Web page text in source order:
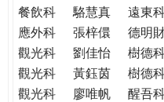
餐飲科
駱慧真 遠東
應外科
張梓儇 德明
觀光科
劉佳怡 樹德
觀光科
黃鈺茵 樹德
觀光科
廖唯帆 醒吾